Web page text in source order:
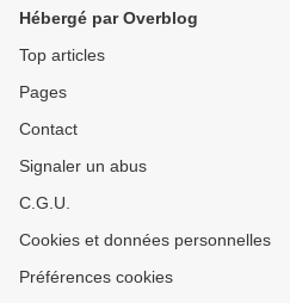
Hébergé par Overblog
Top articles
Pages
Contact
Signaler un abus
C.G.U.
Cookies et données personnelles
Préférences cookies